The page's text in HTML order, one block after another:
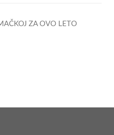
ZA OVO LETO